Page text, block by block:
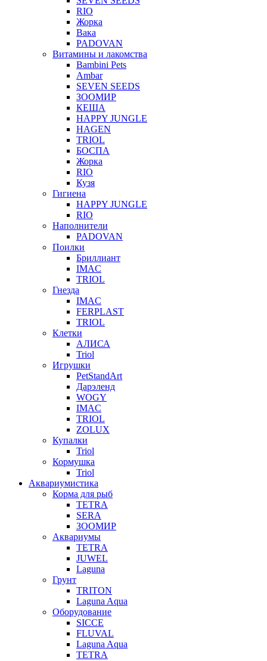
RIO
Жорка
Вака
PADOVAN
Витамины и лакомства
Bambini Pets
Ambar
SEVEN SEEDS
ЗООМИР
КЕША
HAPPY JUNGLE
HAGEN
TRIOL
БОСПА
Жорка
RIO
Кузя
Гигиена
HAPPY JUNGLE
RIO
Наполнители
PADOVAN
Поилки
Бриллиант
IMAC
TRIOL
Гнезда
IMAC
FERPLAST
TRIOL
Клетки
АЛИСА
Triol
Игрушки
PetStandArt
Дарэленд
WOGY
IMAC
TRIOL
ZOLUX
Купалки
Triol
Кормушка
Triol
Аквариумистика
Корма для рыб
TETRA
SERA
ЗООМИР
Аквариумы
TETRA
JUWEL
Laguna
Грунт
TRITON
Laguna Aqua
Оборудование
SICCE
FLUVAL
Laguna Aqua
TETRA